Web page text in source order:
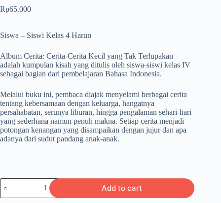
Rp65.000
Siswa – Siswi Kelas 4 Harun
Album Cerita: Cerita-Cerita Kecil yang Tak Terlupakan
adalah kumpulan kisah yang ditulis oleh siswa-siswi kelas IV
sebagai bagian dari pembelajaran Bahasa Indonesia.
Melalui buku ini, pembaca diajak menyelami berbagai cerita
tentang kebersamaan dengan keluarga, hangatnya
persahabatan, serunya liburan, hingga pengalaman sehari-hari
yang sederhana namun penuh makna. Setiap cerita menjadi
potongan kenangan yang disampaikan dengan jujur dan apa
adanya dari sudut pandang anak-anak.
ALBUM
CERITA
Cerita-
Add to cart